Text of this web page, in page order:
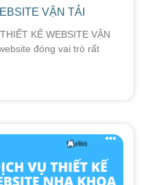
VẬN TẢI
KẾ WEBSITE VẬN
đóng vai trò rất